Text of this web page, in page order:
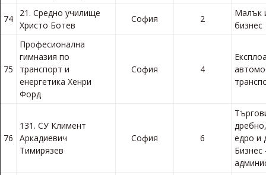
74
21. Средно училище
Христо Ботев
София 2
Малък
бизнес
75
Професионална
гимназия по
транспорт и
енергетика Хенри
Форд
София 4
76
131. СУ Климент
Аркадиевич
Тимирязев
София 6
едро и
Бизнес